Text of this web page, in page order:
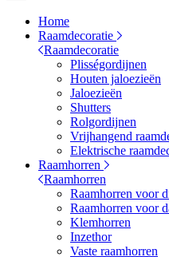
Home
Raamdecoratie
Raamdecoratie
Plisségordijnen
Houten jaloezieën
Jaloezieën
Shutters
Rolgordijnen
Vrijhangend
Elektrische
Raamhorren
Raamhorren
Raamhorren voor
Raamhorren voor
Klemhorren
Inzethor
Vaste raamhorren